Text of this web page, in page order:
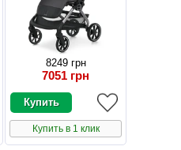
8249 грн
7051 грн
Купить в 1 клик